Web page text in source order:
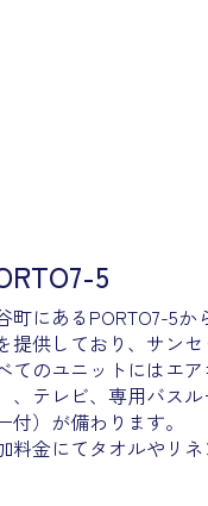
5
町にあるPORTO7-5
提供しており、サンセ
てのユニットにはエ
、テレビ、専用バス
付）が備わります。
料金にてタオルやリネ